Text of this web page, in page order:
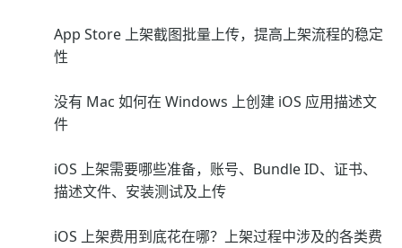
App Store 上架截图批量上传，提高上架流程的稳定
性
没有 Mac 如何在 Windows 上创建 iOS 应用描述文
件
iOS 上架需要哪些准备，账号、Bundle ID、证书、
描述文件、安装测试及上传
iOS 上架费用到底花在哪？上架过程中涉及的各类费